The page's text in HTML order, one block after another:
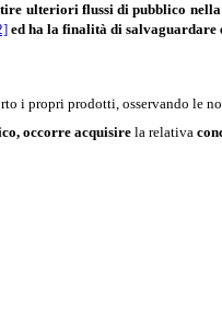
ulteriori flussi di pubblico
ed ha la finalità di salvaguardare
i propri prodotti, osservando le
occorre acquisirela relativa